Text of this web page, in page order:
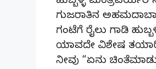
ಗುಜರಾತಿನ
ಗಂಟೆಗೆ ರೈಲು ಗಾಡಿ
ಯಾವದೇ ವಿಶೇಷ ತಯಾರಿ
ನೀವು “ಏನು